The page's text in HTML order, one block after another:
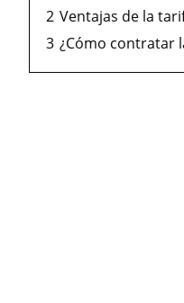
2 Ventajas de la
3 ¿Cómo contratar